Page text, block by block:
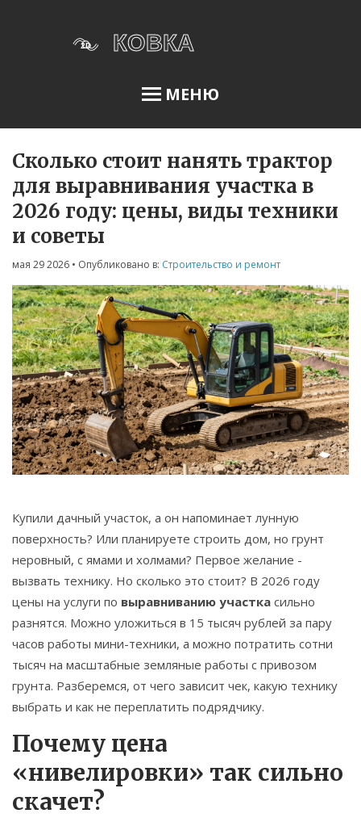
МЕНЮ
Освещение сада
Меню
О нас
Условия использования
Политика конфиденциальности
ФЗ-152
Связаться
© 2026. Все права защищены.
Сколько стоит нанять трактор
для выравнивания участка в
2026 году: цены, виды техники
и советы
мая 29 2026 • Опубликовано в: Строительство и ремонт
Купили дачный участок, а он напоминает лунную
поверхность? Или планируете строить дом, но грунт
неровный, с ямами и холмами? Первое желание -
вызвать технику. Но сколько это стоит? В 2026 году
цены на услуги по выравниванию участка сильно
разнятся. Можно уложиться в 15 тысяч рублей за пару
часов работы мини-техники, а можно потратить сотни
тысяч на масштабные земляные работы с привозом
грунта. Разберемся, от чего зависит чек, какую технику
выбрать и как не переплатить подрядчику.
Почему цена
«нивелировки» так сильно
скачет?